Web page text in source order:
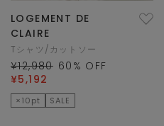
LOGEMENT DE
CLAIRE
Tシャツ/カットソー
¥12,980 60 % OFF
¥5,192
×10pt SALE